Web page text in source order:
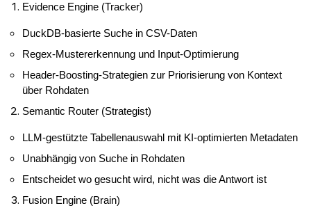
Evidence Engine (Tracker)
DuckDB-basierte Suche in CSV-Daten
Regex-Mustererkennung und Input-Optimierung
Header-Boosting-Strategien zur Priorisierung von Kontext
über Rohdaten
Semantic Router (Strategist)
LLM-gestützte Tabellenauswahl mit KI-optimierten Metadaten
Unabhängig von Suche in Rohdaten
Entscheidet wo gesucht wird, nicht was die Antwort ist
Fusion Engine (Brain)